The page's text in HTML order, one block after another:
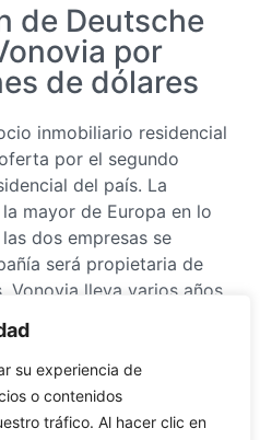
su experiencia de
o contenidos
tráfico. Al hacer clic en
de Deutsche
por
de dólares
inmobiliario residencial
por el segundo
del país. La
mayor de Europa en lo
dos empresas se
será propietaria de
Vonovia lleva varios años
dos propuestas
más sobre: